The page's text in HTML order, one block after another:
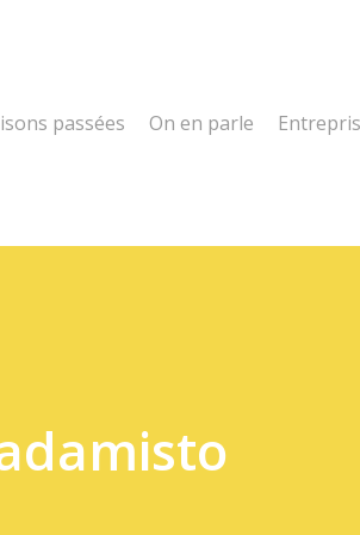
passées On en parle